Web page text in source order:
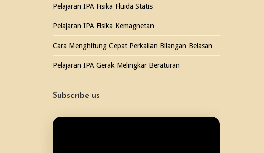
Pelajaran IPA Fisika Fluida Statis
Pelajaran IPA Fisika Kemagnetan
Cara Menghitung Cepat Perkalian Bilangan Belasan
Pelajaran IPA Gerak Melingkar Beraturan
Subscribe us